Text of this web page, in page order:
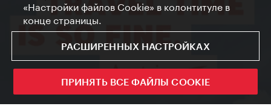
«Настройки файлов Cookie» в колонтитуле в
конце страницы.
РАСШИРЕННЫХ НАСТРОЙКАХ
ПРИНЯТЬ ВСЕ ФАЙЛЫ COOKIE